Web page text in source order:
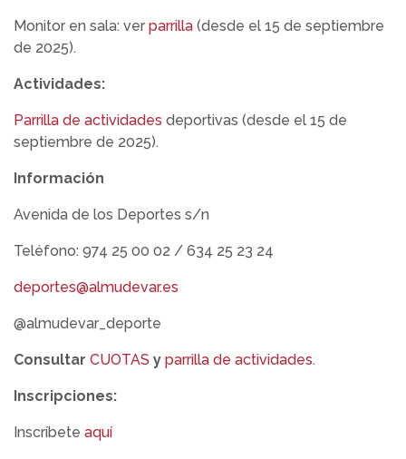
Monitor en sala: ver parrilla (desde el 15 de septiembre
de 2025).
Actividades:
Parrilla de actividades deportivas (desde el 15 de
septiembre de 2025).
Información
Avenida de los Deportes s/n
Teléfono: 974 25 00 02 / 634 25 23 24
deportes@almudevar.es
@almudevar_deporte
Consultar CUOTAS y parrilla de actividades.
Inscripciones:
Inscríbete aquí